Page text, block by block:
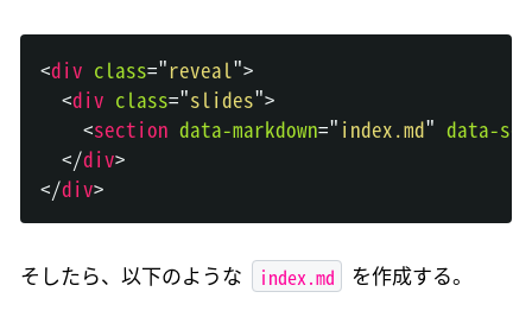
<div class="reveal">
<div class="slides">
<section data-markdown=" index.md" data-
</div>
</div>
そしたら、以下のような index.md を作成する。